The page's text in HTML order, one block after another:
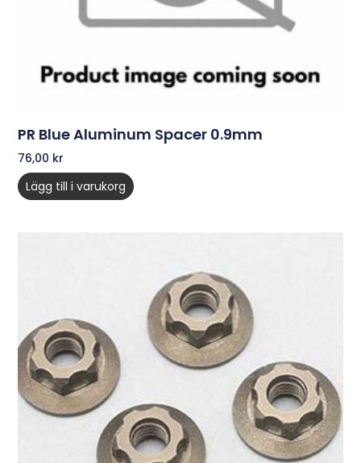
PR Blue Aluminum Spacer 0.9mm
76,00 kr
Lägg till i varukorg